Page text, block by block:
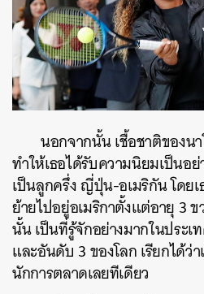
นอกจากนั้น เชื้อชาติของน
ทำให้เธอได้รับความนิยมเป็นอย่
เป็นลูกครึ่ง ญี่ปุ่น-อเมริกัน โดย
ย้ายไปอยู่อเมริกาตั้งแต่อายุ 3
นั้น เป็นที่รู้จักอย่างมากในประ
และอันดับ 3 ของโลก เรียกได้ว่
นักการตลาดเลยทีเดียว